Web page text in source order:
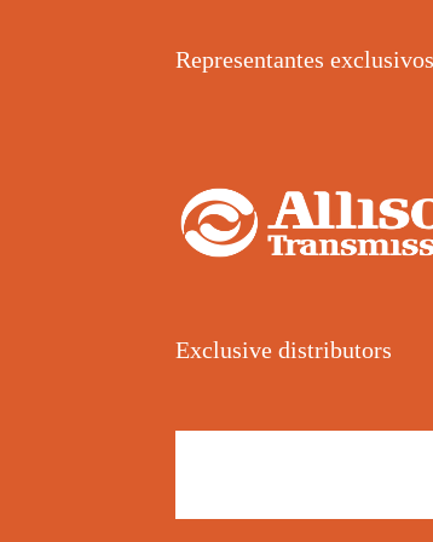
Representantes exclusivos
Exclusive distributors